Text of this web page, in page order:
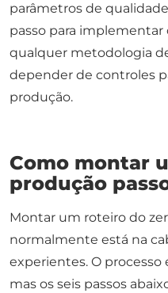
parâmetros de
passo para implementar
qualquer metodologia
depender de controles
produção.
Como montar
produção
Montar um roteiro do
normalmente está na
experientes. O processo
mas os seis passos